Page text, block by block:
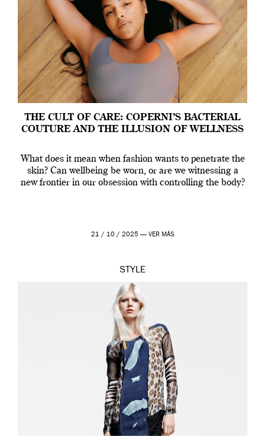
THE CULT OF CARE: COPERNI’S BACTERIAL
COUTURE AND THE ILLUSION OF WELLNESS
What does it mean when fashion wants to penetrate the
skin? Can wellbeing be worn, or are we witnessing a
new frontier in our obsession with controlling the body?
21 / 10 / 2025 — VER MÁS
STYLE